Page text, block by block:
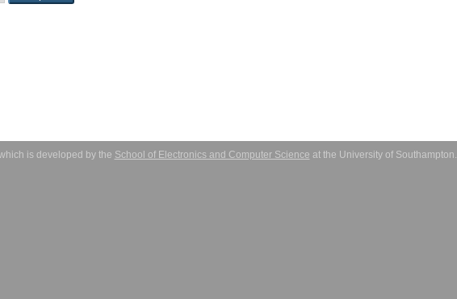
is developed by the School of Electronics and Computer Science at the University of Southampton.